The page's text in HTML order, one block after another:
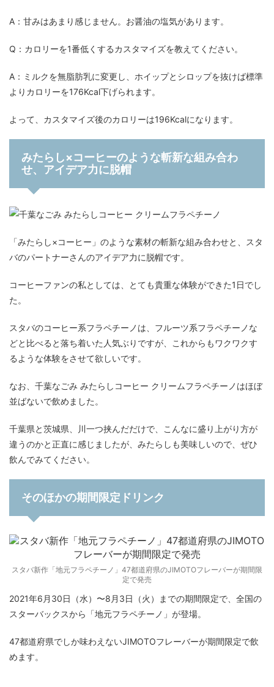
A：甘みはあまり感じません。お醤油の塩気があります。
Q：カロリーを1番低くするカスタマイズを教えてください。
A：ミルクを無脂肪乳に変更し、ホイップとシロップを抜けば標準
よりカロリーを176Kcal下げられます。
よって、カスタマイズ後のカロリーは196Kcalになります。
みたらし×コーヒーのような斬新な組み合わ
せ、アイデア力に脱帽
「みたらし×コーヒー」のような素材の斬新な組み合わせと、スタ
バのパートナーさんのアイデア力に脱帽です。
コーヒーファンの私としては、とても貴重な体験ができた1日でし
た。
スタバのコーヒー系フラペチーノは、フルーツ系フラペチーノな
どと比べると落ち着いた人気ぶりですが、これからもワクワクす
るような体験をさせて欲しいです。
なお、千葉なごみ みたらしコーヒー クリームフラペチーノはほぼ
並ばないで飲めました。
千葉県と茨城県、川一つ挟んだだけで、こんなに盛り上がり方が
違うのかと正直に感じましたが、みたらしも美味しいので、ぜひ
飲んでみてください。
そのほかの期間限定ドリンク
スタバ新作「地元フラペチーノ」47都道府県のJIMOTOフレーバーが期間限
定で発売
2021年6月30日（水）〜8月3日（火）までの期間限定で、全国の
スターバックスから「地元フラペチーノ」が登場。
47都道府県でしか味わえないJIMOTOフレーバーが期間限定で飲
めます。